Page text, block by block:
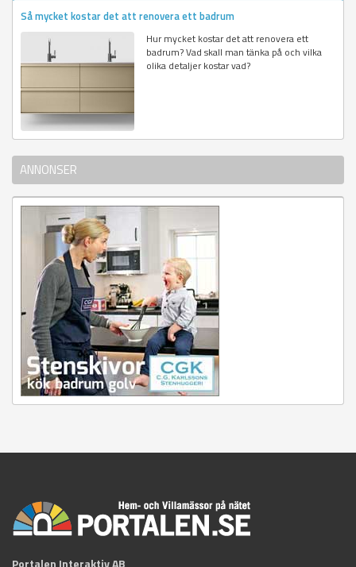
Så mycket kostar det att renovera ett badrum
Hur mycket kostar det att renovera ett
badrum? Vad skall man tänka på och vilka
olika detaljer kostar vad?
ANNONSER
Portalen Interaktiv AB